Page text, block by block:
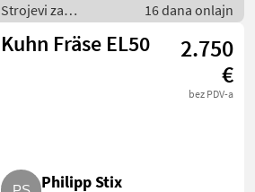
Strojevi za
vinogradarstvo /
Ostali strojevi za
16 dana onlajn
Kuhn Fräse EL50
2.750
€
bez PDV-a
Philipp Stix